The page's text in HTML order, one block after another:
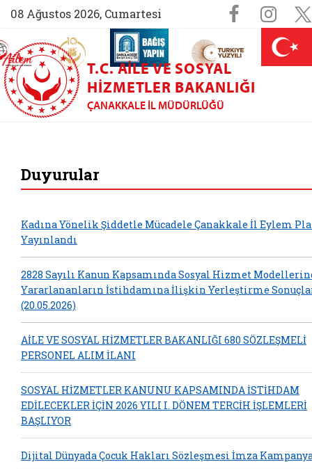
08 Ağustos 2026, Cumartesi Sosyal
(yeni sekmede açılır)
AİLEM İletişim Merkezi (yeni sekmede açılır)
Aile ve Nüfus On Yılı (yeni sekmede açılır)
Darülaceze bağış sayfası (yeni
T.C. AILE VE SOSYAL
HIZMETLER BAKANLIĞI
ÇANAKKALE İL MÜDÜRLÜĞÜ
Duyurular
Kadına Yönelik Şiddetle Mücadele Çanakkale İl Eylem
Yayınlandı
2828 Sayılı Kanun Kapsamında Sosyal Hizmet
Yararlananların İstihdamına İlişkin Yerleştirme
(20.05.2026)
AİLE VE SOSYAL HİZMETLER BAKANLIĞI 680 SÖZLEŞMELİ
PERSONEL ALIM İLANI
SOSYAL HİZMETLER KANUNU KAPSAMINDA İSTİHDAM
EDİLECEKLER İÇİN 2026 YILI I. DÖNEM TERCİH İŞLEMLERİ
BAŞLIYOR
Dijital Dünyada Çocuk Hakları Sözleşmesi İmza